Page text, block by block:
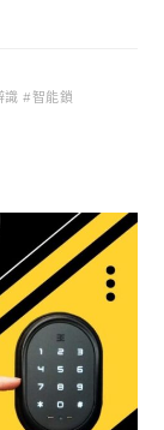
識 #智能鎖